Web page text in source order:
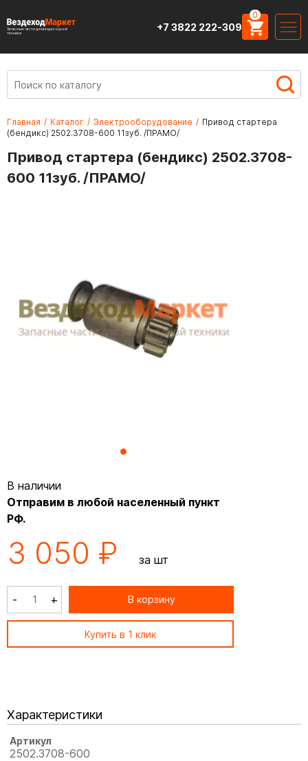
Запасные части для вездеходной
техники
+7 3822 222-309
0
Главная / Каталог / Электрооборудование / Привод стартера
(бендикс) 2502.3708-600 11зуб. /ПРАМО/
Привод стартера (бендикс) 2502.3708-
600 11зуб. /ПРАМО/
В наличии
Отправим в любой населенный пункт
РФ.
3 050 ₽ за шт
- + В корзину
Купить в 1 клик
Характеристики
Артикул
2502.3708-600